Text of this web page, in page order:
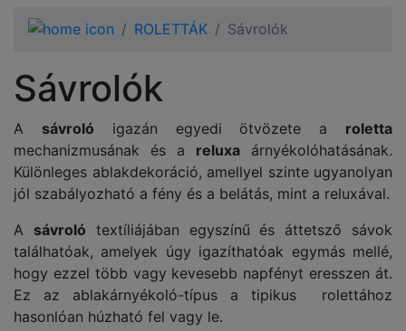
ROLETTÁK Sávrolók
Sávrolók
A sávroló igazán egyedi ötvözete a roletta
mechanizmusának és a reluxa árnyékolóhatásának.
Különleges ablakdekoráció, amellyel szinte ugyanolyan
jól szabályozható a fény és a belátás, mint a reluxával.
A sávroló textíliájában egyszínű és áttetsző sávok
találhatóak, amelyek úgy igazíthatóak egymás mellé,
hogy ezzel több vagy kevesebb napfényt eresszen át.
Ez az ablakárnyékoló-típus a tipikus rolettához
hasonlóan húzható fel vagy le.